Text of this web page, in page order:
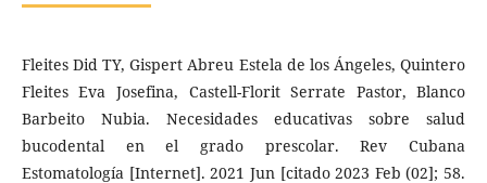
Fleites Did TY, Gispert Abreu Estela de los Ángeles, Quintero
Fleites Eva Josefina, Castell-Florit Serrate Pastor, Blanco
Barbeito Nubia. Necesidades educativas sobre salud
bucodental en el grado prescolar. Rev Cubana
Estomatología [Internet]. 2021 Jun [citado 2023 Feb (02]; 58.